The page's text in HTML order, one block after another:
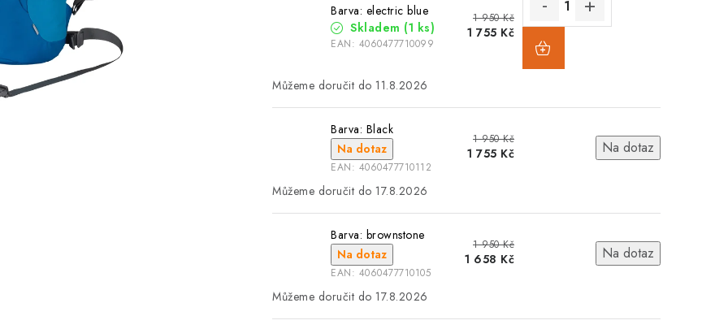
Barva: electric blue
Skladem (1 ks)
EAN: 4060477710099
1 950 Kč
1 755 Kč
11.8.2026
Barva: Black
Na dotaz
EAN: 4060477710112
1 950 Kč
1 755 Kč Na dotaz
17.8.2026
Barva: brownstone
Na dotaz
EAN: 4060477710105
1 950 Kč
1 658 Kč Na dotaz
17.8.2026